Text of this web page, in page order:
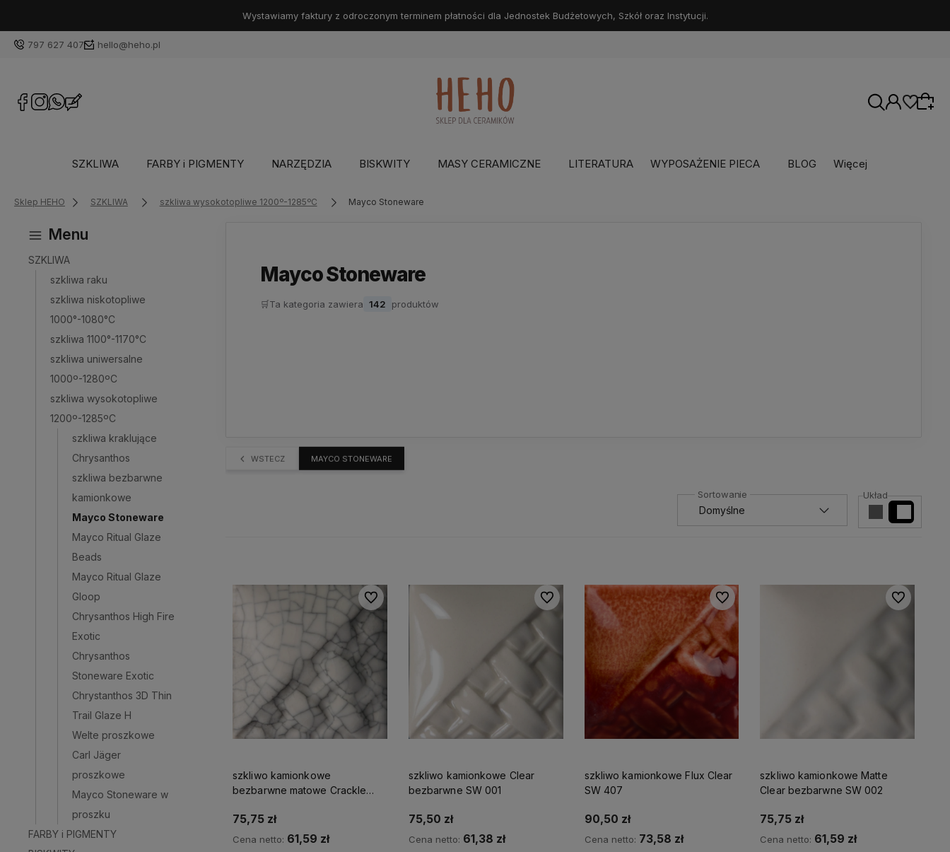
Wystawiamy faktury z odroczonym terminem płatności dla Jednostek Budżetowych, Szkół oraz Instytucji.
797 627 407 hello@heho.pl
SZKLIWA FARBY i PIGMENTY NARZĘDZIA BISKWITY MASY CERAMICZNE LITERATURA WYPOSAŻENIE PIECA BLOG Więcej
Sklep HEHO SZKLIWA szkliwa wysokotopliwe 1200º-1285ºC Mayco Stoneware
Menu
SZKLIWA
szkliwa raku
szkliwa niskotopliwe
1000°-1080°C
szkliwa 1100°-1170°C
szkliwa uniwersalne
1000º-1280ºC
szkliwa wysokotopliwe
1200º-1285ºC
szkliwa kraklujące
Chrysanthos
szkliwa bezbarwne
kamionkowe
Mayco Stoneware
Mayco Ritual Glaze
Beads
Mayco Ritual Glaze
Gloop
Chrysanthos High Fire
Exotic
Chrysanthos
Stoneware Exotic
Chrystanthos 3D Thin
Trail Glaze H
Welte proszkowe
Carl Jäger
proszkowe
Mayco Stoneware w
proszku
FARBY i PIGMENTY
Mayco Stoneware
🛒Ta kategoria zawiera 142 produktów
WSTECZ MAYCO STONEWARE
Układ
szkliwo kamionkowe
bezbarwne matowe Crackle
75,75 zł
Cena netto: 61,59 zł
Do ulubionych
szkliwo kamionkowe Clear
bezbarwne SW 001
75,50 zł
Cena netto: 61,38 zł
Do ulubionych
szkliwo kamionkowe Flux Clear
SW 407
90,50 zł
Cena netto: 73,58 zł
Do ulubionych
szkliwo kamionkowe Matte
Clear bezbarwne SW 002
75,75 zł
Cena netto: 61,59 zł
Do ulubionych